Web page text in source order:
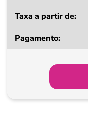
a
Pagamento